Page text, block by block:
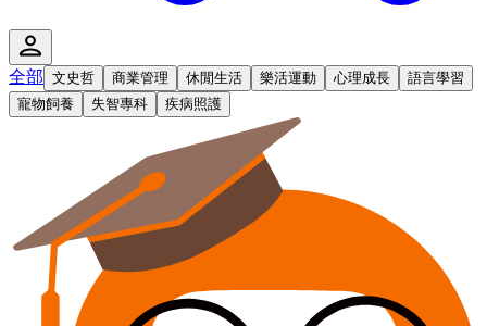
全部 文史哲 商業管理 休閒生活 樂活運動 心理成長
語言學習
寵物飼養
失智專科 疾病照護